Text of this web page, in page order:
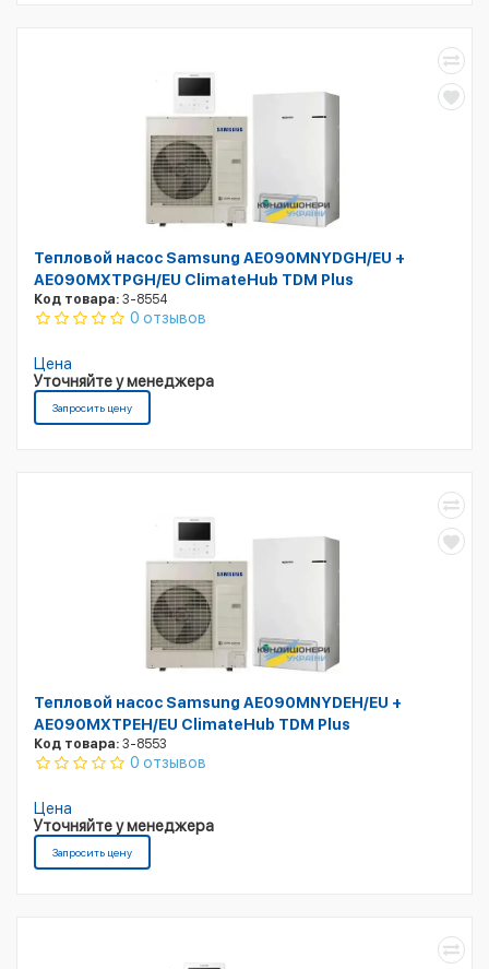
Тепловой насос Samsung AE090MNYDGH/EU +
AE090MXTPGH/EU ClimateHub TDM Plus
Код товара: 3-8554
0 отзывов
Цена
Уточняйте у менеджера
Запросить цену
Тепловой насос Samsung AE090MNYDEH/EU +
AE090MXTPEH/EU ClimateHub TDM Plus
Код товара: 3-8553
0 отзывов
Цена
Уточняйте у менеджера
Запросить цену